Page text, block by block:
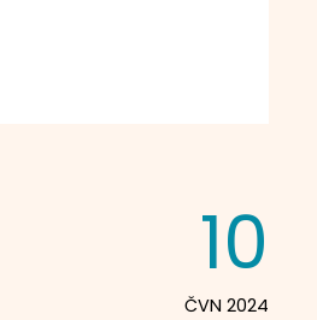
10
ČVN 2024